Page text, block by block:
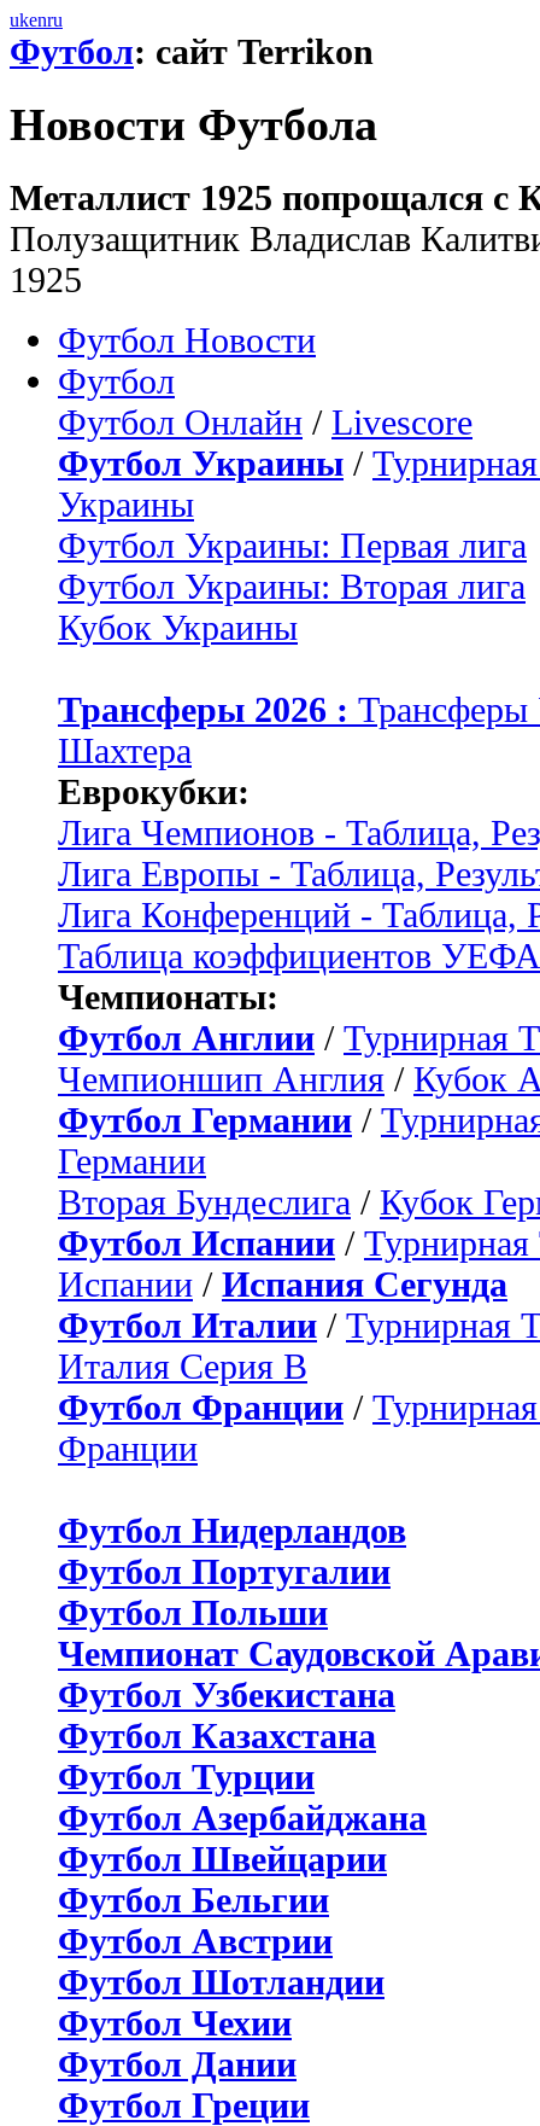
ukenru
Футбол: сайт Terrikon
Новости Футбола
Металлист 1925 попрощался с
Полузащитник Владислав
1925
Футбол Новости
Футбол
Футбол Онлайн / Livescore
Футбол Украины /
Украины
Футбол Украины: Первая лига
Футбол Украины: Вторая лига
Кубок Украины
Трансферы 2026 :
Шахтера
Еврокубки:
Лига Чемпионов - Таблица,
Лига Европы - Таблица,
Лига Конференций - Таблица,
Таблица коэффициентов УЕФА
Чемпионаты:
Футбол Англии / Турнирная
Чемпионшип Англия / Кубок
Футбол Германии /
Германии
Вторая Бундеслига / Кубок
Футбол Испании / Турнирная
Испании / Испания Сегунда
Футбол Италии / Турнирная
Италия Серия B
Футбол Франции /
Франции
Футбол Нидерландов
Футбол Португалии
Футбол Польши
Чемпионат Саудовской
Футбол Узбекистана
Футбол Казахстана
Футбол Турции
Футбол Азербайджана
Футбол Швейцарии
Футбол Бельгии
Футбол Австрии
Футбол Шотландии
Футбол Чехии
Футбол Дании
Футбол Греции